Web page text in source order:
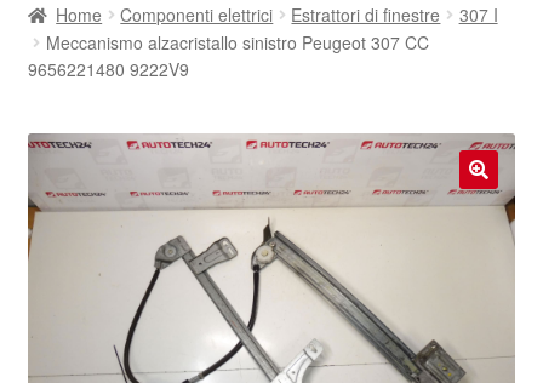
Consegna
Pagamenti
Politica sulla riservatezza
Procedura di Reclamo
Home Componenti elettrici Estrattori di finestre
307 I
Meccanismo alzacristallo sinistro Peugeot 307 CC
9656221480 9222V9
🔍